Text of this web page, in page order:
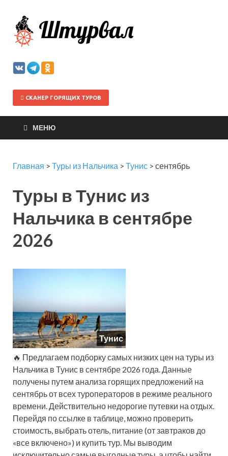
СКАНЕР ГОРЯЩИХ ТУРОВ
МЕНЮ
Главная > Туры из Нальчика > Тунис > сентябрь
Туры в Тунис из
Нальчика в сентябре
2026
Тунис
🔥 Предлагаем подборку самых низких цен на туры из
Нальчика в Тунис в сентябре 2026 года. Данные
получены путем анализа горящих предложений на
сентябрь от всех туроператоров в режиме реального
времени. Действительно недорогие путевки на отдых.
Перейдя по ссылке в таблице, можно проверить
стоимость, выбрать отель, питание (от завтраков до
«все включено») и купить тур. Мы выводим